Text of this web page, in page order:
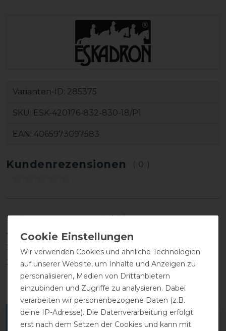
Varianten-ID: 285375
SKU: ESK-420176-832-830-18/P1
EAN: 4065973097583
Kundenrezensionen (0)
5
0
4
0
3
0
2
0
1
0
Melde dich an, um eine Kundenrezension zu
Wir verwenden Cookies und ähnliche Technologien
auf unserer Website, um Inhalte und Anzeigen zu
personalisieren, Medien von Drittanbietern
einzubinden und Zugriffe zu analysieren. Dabei
verarbeiten wir personenbezogene Daten (z.B.
deine IP-Adresse). Die Datenverarbeitung erfolgt
erst nach dem Setzen der Cookies und kann mit